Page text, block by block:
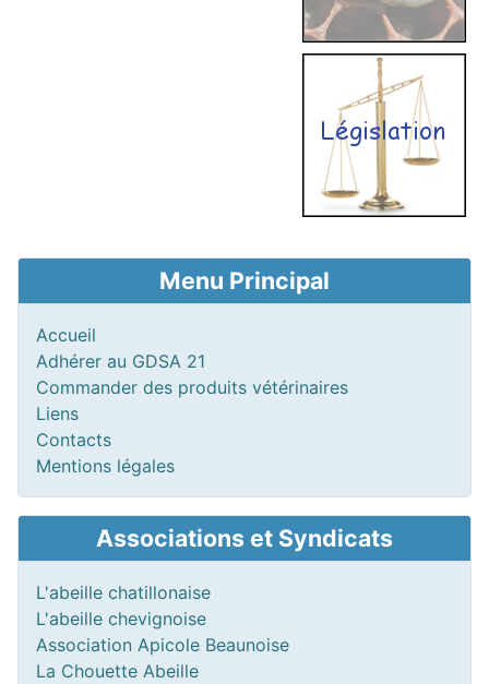
Menu Principal
Accueil
Adhérer au GDSA 21
Commander des produits vétérinaires
Liens
Contacts
Mentions légales
Associations et Syndicats
L'abeille chatillonaise
L'abeille chevignoise
Association Apicole Beaunoise
La Chouette Abeille